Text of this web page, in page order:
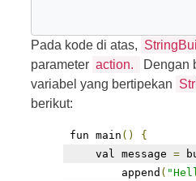
Pada kode di atas,
parameter action. Dengan
variabel yang bertipekan
berikut:
fun main ()
{
val message =
append (